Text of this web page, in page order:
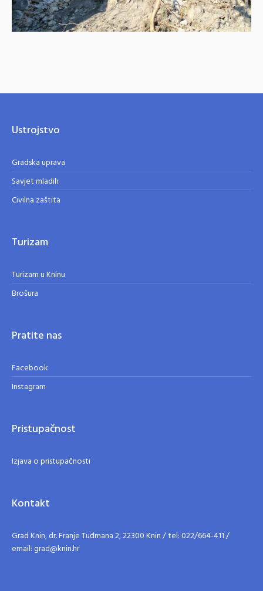
Ustrojstvo
Gradska uprava
Savjet mladih
Civilna zaštita
Turizam
Turizam u Kninu
Brošura
Pratite nas
Facebook
Instagram
Pristupačnost
Izjava o pristupačnosti
Kontakt
Grad Knin, dr. Franje Tuđmana 2, 22300 Knin / tel: 022/664-411 /
email: grad@knin.hr